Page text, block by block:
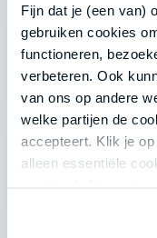
Fijn dat je (een van)
gebruiken cookies
functioneren,
verbeteren. Ook
van ons op andere
welke partijen de
accepteert. Klik je op
alleen essentiële
Jouw keuze kun je
Juridisch
Klanten